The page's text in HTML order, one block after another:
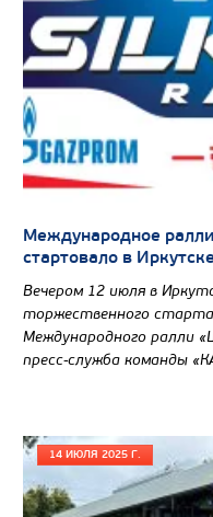
Международное
стартовало в
Вечером 12 июля в
торжественного
Международного ралли
пресс-служба команды
14 ИЮЛЯ 2025 Г.